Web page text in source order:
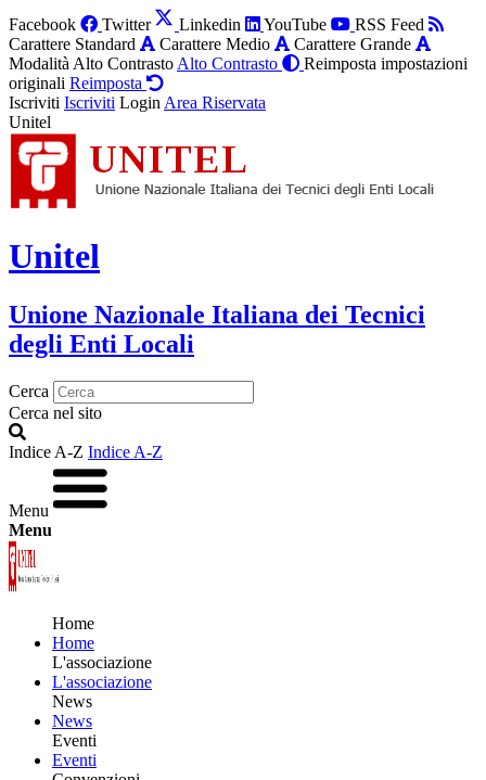
Facebook Twitter Linkedin YouTube
RSS Feed
Carattere Standard
Carattere Medio
Carattere Grande
Modalità Alto Contrasto Alto Contrasto
Reimposta impostazioni
originali Reimposta
Iscriviti Iscriviti Login Area Riservata
Unitel
Unitel
Unione Nazionale Italiana dei Tecnici
degli Enti Locali
Cerca
Cerca nel sito
Indice A-Z Indice A-Z
Menu
Menu
Home
Home
L'associazione
L'associazione
News
News
Eventi
Eventi